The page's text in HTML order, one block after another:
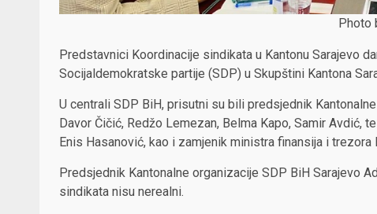
Photo
Predstavnici Koordinacije sindikata u Kantonu Sarajevo
Socijaldemokratske partije (SDP) u Skupštini Kantona
U centrali SDP BiH, prisutni su bili predsjednik
Davor Čičić, Redžo Lemezan, Belma Kapo, Samir Avdić,
Enis Hasanović, kao i zamjenik ministra finansija i trezora
Predsjednik Kantonalne organizacije SDP BiH Sarajevo
sindikata nisu nerealni.